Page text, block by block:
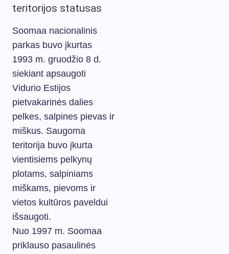
teritorijos statusas
Soomaa nacionalinis
parkas buvo įkurtas
1993 m. gruodžio 8 d.
siekiant apsaugoti
Vidurio Estijos
pietvakarinės dalies
pelkes, salpines pievas ir
miškus. Saugoma
teritorija buvo įkurta
vientisiems pelkynų
plotams, salpiniams
miškams, pievoms ir
vietos kultūros paveldui
išsaugoti.
Nuo 1997 m. Soomaa
priklauso pasaulinės